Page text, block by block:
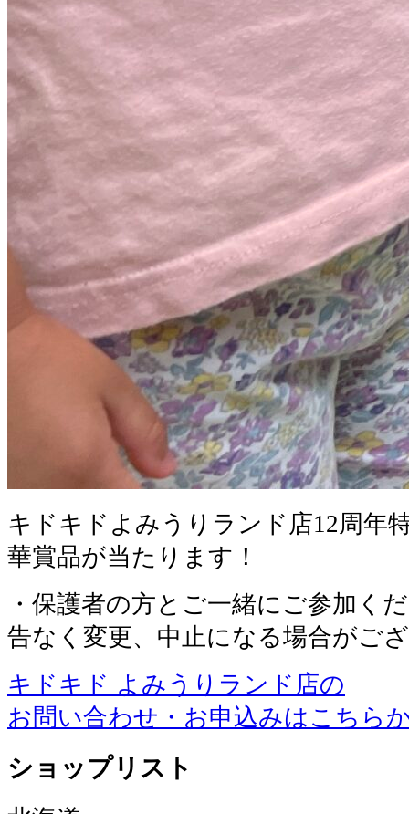
キドキドよみうりランド店12周年
華賞品が当たります！
・保護者の方とご一緒にご参加く
告なく変更、中止になる場合がご
キドキド よみうりランド店の
お問い合わせ・お申込みはこちら
ショップリスト